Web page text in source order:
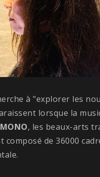
à "explorer les
lorsque la
MONO, les beaux-arts
de 36000